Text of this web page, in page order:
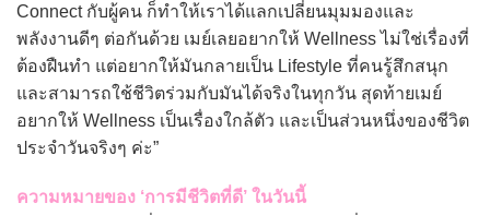
Connect กับผู้คน ก็ทำให้เราได้แลกเปลี่ยนมุมมองและ
พลังงานดีๆ ต่อกันด้วย เมย์เลยอยากให้ Wellness ไม่ใช่เรื่องที่
ต้องฝืนทำ แต่อยากให้มันกลายเป็น Lifestyle ที่คนรู้สึกสนุก
และสามารถใช้ชีวิตร่วมกับมันได้จริงในทุกวัน สุดท้ายเมย์
อยากให้ Wellness เป็นเรื่องใกล้ตัว และเป็นส่วนหนึ่งของชีวิต
ประจำวันจริงๆ ค่ะ”
ความหมายของ ‘การมีชีวิตที่ดี’ ในวันนี้